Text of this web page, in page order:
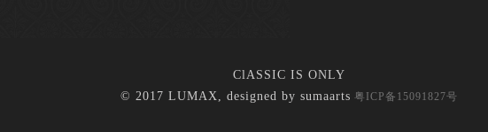
ClASSIC IS ONLY
© 2017 LUMAX, designed bysumaarts 粤ICP备15091827号